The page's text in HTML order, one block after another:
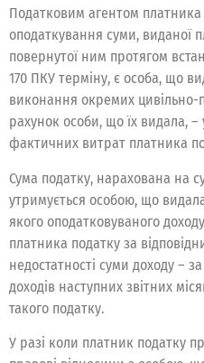
Податковим агентом платника
оподаткування суми, виданої
повернутої ним протягом
170 ПКУ терміну, є особа, що
виконання окремих цивільно-
рахунок особи, що їх видала,
фактичних витрат платника
Сума податку, нарахована на
утримується особою, що
якого оподатковуваного
платника податку за
недостатності суми доходу –
доходів наступних звітних
такого податку.
У разі коли платник податку